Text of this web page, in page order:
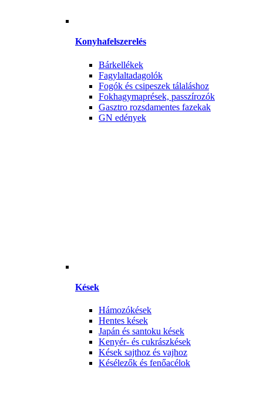
Konyhafelszerelés
Bárkellékek
Fagylaltadagolók
Fogók és csipeszek tálaláshoz
Fokhagymaprések, passzírozók
Gasztro rozsdamentes fazekak
GN edények
Kések
Hámozókések
Hentes kések
Japán és santoku kések
Kenyér- és cukrászkések
Kések sajthoz és vajhoz
Késélezők és fenőacélok